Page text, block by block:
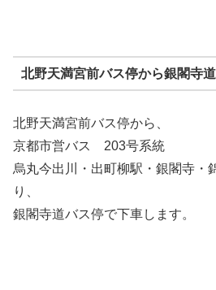
北野天満宮前バス停から銀閣寺
北野天満宮前バス停から、
京都市営バス 203号系統
烏丸今出川・出町柳駅・銀閣寺・
り、
銀閣寺道バス停で下車します。